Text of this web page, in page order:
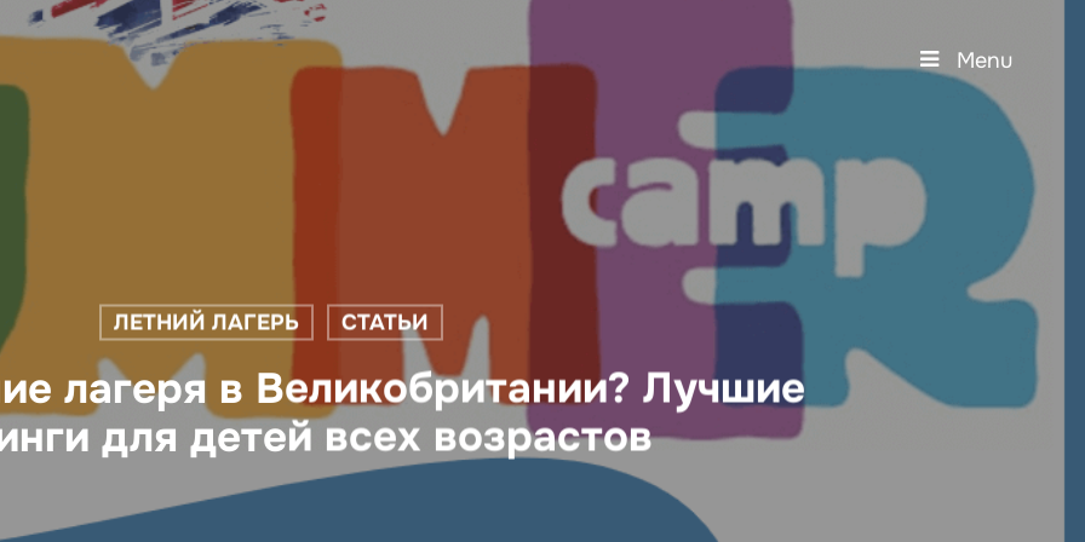
Menu
ЛЕТНИЙ ЛАГЕРЬ СТАТЬИ
лагеря в Великобритании? Лучшие
для детей всех возрастов